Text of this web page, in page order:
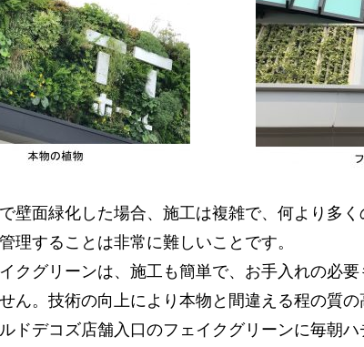
壁面緑化した場合、施工は複雑で、何より多
理することは非常に難しいことです。
クグリーンは、施工も簡単で、お手入れの必
ん。技術の向上により本物と間違える程の質の
ドデコズ店舗入口のフェイクグリーンに毎朝